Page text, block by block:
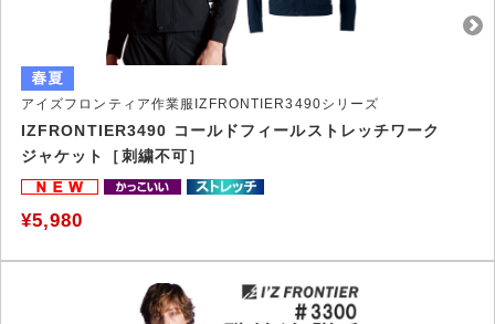
アイズフロンティア作業服IZFRONTIER3490シリーズ
IZFRONTIER3490 コールドフィールストレッチワーク
ジャケット［刺繍不可］
¥5,980